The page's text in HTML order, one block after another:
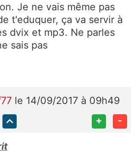
Je ne vais même pas
t'eduquer, ça va servir à
dvix et mp3. Ne parles
sais pas
le 14/09/2017 à 09h49
+ -